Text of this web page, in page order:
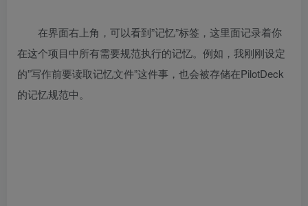
在界面右上角，可以看到”记忆”标签，这里面记录着你
在这个项目中所有需要规范执行的记忆。例如，我刚刚设定
的”写作前要读取记忆文件”这件事，也会被存储在PilotDeck
的记忆规范中。